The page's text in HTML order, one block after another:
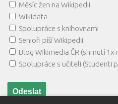
Měsíc žen na Wikipedii
Wikidata
Spolupráce s knihovnami
Senioři píší Wikipedii
Blog Wikimedia ČR (shrnutí 1x
Spolupráce s učiteli (Studenti